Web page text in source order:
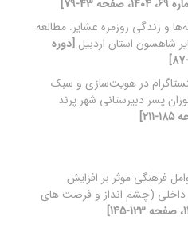
و زندگی روزمره عشایر: مطالعه
شاهسون استان اردبیل [دوره
در هویت‌سازی و سبک
پسر دبیرستانی شهر پرند
فرهنگی موثر بر افزایش
داخلی (چشم انداز و فرصت های